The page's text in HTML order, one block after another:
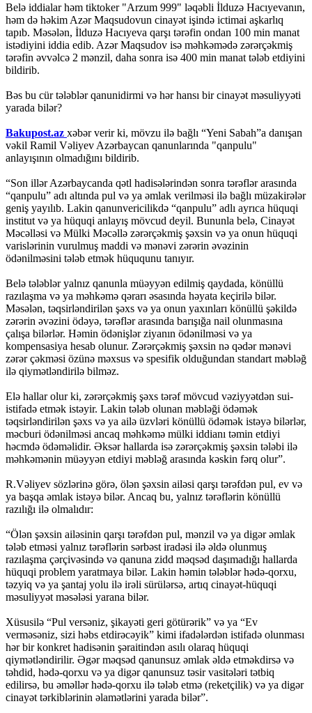
Belə iddialar həm tiktoker "Arzum 999" ləqəbli İlduzə Hacıyevanın,
həm də həkim Azər Maqsudovun cinayət işində ictimai aşkarlıq
tapıb. Məsələn, İlduzə Hacıyeva qarşı tərəfin ondan 100 min manat
istədiyini iddia edib. Azər Maqsudov isə məhkəmədə zərərçəkmiş
tərəfin əvvəlcə 2 mənzil, daha sonra isə 400 min manat tələb etdiyini
bildirib.
Bəs bu cür tələblər qanunidirmi və hər hansı bir cinayət məsuliyyəti
yarada bilər?
Bakupost.az xəbər verir ki, mövzu ilə bağlı “Yeni Sabah”a danışan
vəkil Ramil Vəliyev Azərbaycan qanunlarında "qanpulu"
anlayışının olmadığını bildirib.
“Son illər Azərbaycanda qətl hadisələrindən sonra tərəflər arasında
“qanpulu” adı altında pul və ya əmlak verilməsi ilə bağlı müzakirələr
geniş yayılıb. Lakin qanunvericilikdə “qanpulu” adlı ayrıca hüquqi
institut və ya hüquqi anlayış mövcud deyil. Bununla belə, Cinayət
Məcəlləsi və Mülki Məcəllə zərərçəkmiş şəxsin və ya onun hüquqi
varislərinin vurulmuş maddi və mənəvi zərərin əvəzinin
ödənilməsini tələb etmək hüququnu tanıyır.
Belə tələblər yalnız qanunla müəyyən edilmiş qaydada, könüllü
razılaşma və ya məhkəmə qərarı əsasında həyata keçirilə bilər.
Məsələn, təqsirləndirilən şəxs və ya onun yaxınları könüllü şəkildə
zərərin əvəzini ödəyə, tərəflər arasında barışığa nail olunmasına
çalışa bilərlər. Həmin ödənişlər ziyanın ödənilməsi və ya
kompensasiya hesab olunur. Zərərçəkmiş şəxsin nə qədər mənəvi
zərər çəkməsi özünə məxsus və spesifik olduğundan standart məbləğ
ilə qiymətləndirilə bilməz.
Elə hallar olur ki, zərərçəkmiş şəxs tərəf mövcud vəziyyətdən sui-
istifadə etmək istəyir. Lakin tələb olunan məbləği ödəmək
təqsirləndirilən şəxs və ya ailə üzvləri könüllü ödəmək istəyə bilərlər,
məcburi ödənilməsi ancaq məhkəmə mülki iddianı təmin etdiyi
həcmdə ödəməlidir. Əksər hallarda isə zərərçəkmiş şəxsin tələbi ilə
məhkəmənin müəyyən etdiyi məbləğ arasında kəskin fərq olur”.
R.Vəliyev sözlərinə görə, ölən şəxsin ailəsi qarşı tərəfdən pul, ev və
ya başqa əmlak istəyə bilər. Ancaq bu, yalnız tərəflərin könüllü
razılığı ilə olmalıdır:
“Ölən şəxsin ailəsinin qarşı tərəfdən pul, mənzil və ya digər əmlak
tələb etməsi yalnız tərəflərin sərbəst iradəsi ilə əldə olunmuş
razılaşma çərçivəsində və qanuna zidd məqsəd daşımadığı hallarda
hüquqi problem yaratmaya bilər. Lakin həmin tələblər hədə-qorxu,
təzyiq və ya şantaj yolu ilə irəli sürülərsə, artıq cinayət-hüquqi
məsuliyyət məsələsi yarana bilər.
Xüsusilə “Pul versəniz, şikayəti geri götürərik” və ya “Ev
verməsəniz, sizi həbs etdirəcəyik” kimi ifadələrdən istifadə olunması
hər bir konkret hadisənin şəraitindən asılı olaraq hüquqi
qiymətləndirilir. Əgər məqsəd qanunsuz əmlak əldə etməkdirsə və
təhdid, hədə-qorxu və ya digər qanunsuz təsir vasitələri tətbiq
edilirsə, bu əməllər hədə-qorxu ilə tələb etmə (reketçilik) və ya digər
cinayət tərkiblərinin əlamətlərini yarada bilər”.